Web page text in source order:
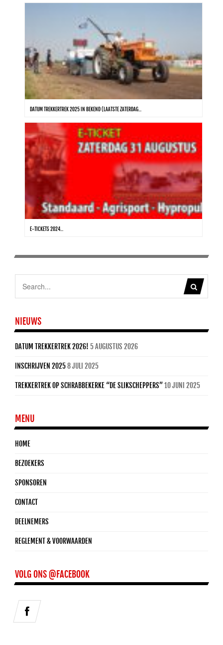
DATUM TREKKERTREK 2025 IN BEKEND (LAATSTE ZATERDAG...
E-TICKETS 2024...
NIEUWS
DATUM TREKKERTREK 2026! 5 AUGUSTUS 2026
INSCHRIJVEN 20258 JULI 2025
TREKKERTREK OP SCHRABBEKERKE “DE SLIKSCHEPPERS”10 JUNI 2025
MENU
HOME
BEZOEKERS
SPONSOREN
CONTACT
DEELNEMERS
REGLEMENT & VOORWAARDEN
VOLG ONS @FACEBOOK